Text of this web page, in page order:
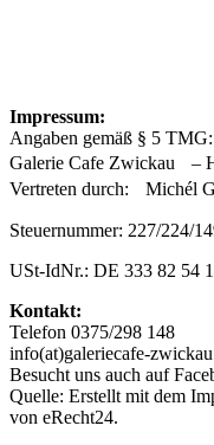
Impressum:
Angaben gemäß § 5 TMG:
Galerie Cafe Zwickau –
Vertreten durch: Michél
Steuernummer: 227/224/
USt-IdNr.: DE 333 82 54
Kontakt:
Telefon 0375/298 148
info(at)galeriecafe-
Besucht uns auch auf
Quelle: Erstellt mit dem
von eRecht24.